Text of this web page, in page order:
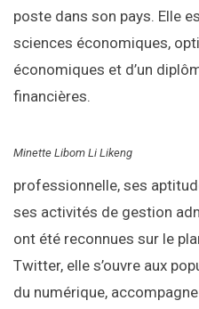
poste dans son pays. Elle
sciences économiques,
économiques et d’un
financières.
Minette Libom Li Likeng
professionnelle, ses
ses activités de gestion
ont été reconnues sur le
Twitter, elle s’ouvre aux
du numérique,